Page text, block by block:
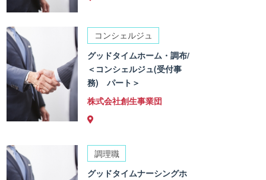
コンシェルジュ
グッドタイムホーム・調布/
＜コンシェルジュ(受付事
務) パート＞
株式会社創生事業団
調理職
グッドタイムナーシングホ